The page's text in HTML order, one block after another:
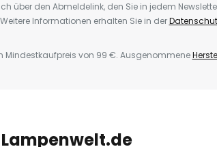
über den Abmeldelink, den Sie in jedem
Informationen erhalten Sie in der
Mindestkaufpreis von 99 €. Ausgenommene